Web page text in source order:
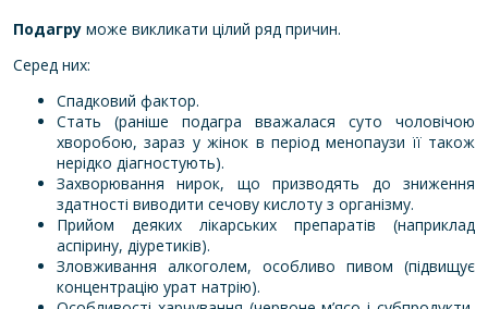
Подагру може викликати цілий ряд причин.
Серед них:
Спадковий фактор.
Стать (раніше подагра вважалася суто чоловічою
хворобою, зараз у жінок в період менопаузи її також
нерідко діагностують).
Захворювання нирок, що призводять до зниження
здатності виводити сечову кислоту з організму.
Прийом деяких лікарських препаратів (наприклад
аспірину, діуретиків).
Зловживання алкоголем, особливо пивом (підвищує
концентрацію урат натрію).